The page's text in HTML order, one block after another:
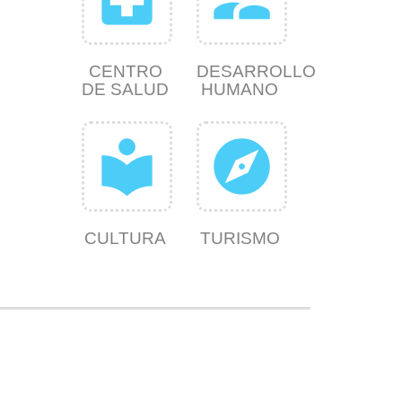
CENTRO
DE SALUD
DESARROLLO
HUMANO
local_library
CULTURA
explore
TURISMO